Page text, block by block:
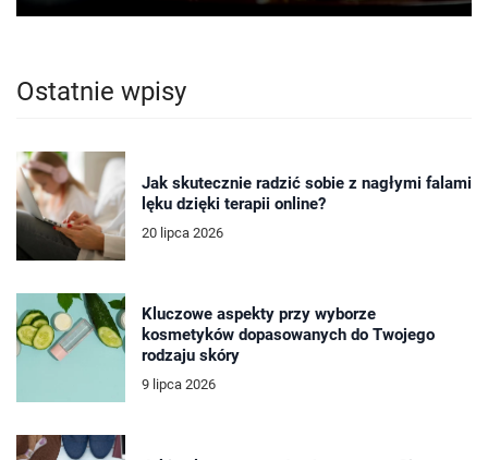
Ostatnie wpisy
Jak skutecznie radzić sobie z nagłymi falami
lęku dzięki terapii online?
20 lipca 2026
Kluczowe aspekty przy wyborze
kosmetyków dopasowanych do Twojego
rodzaju skóry
9 lipca 2026